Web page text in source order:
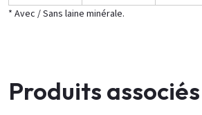
* Avec / Sans laine minérale.
Produits associés